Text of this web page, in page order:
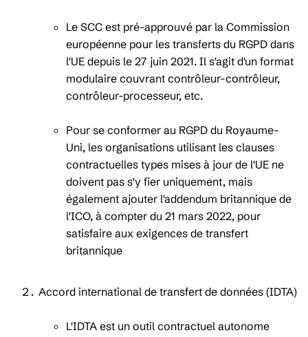
Le SCC est pré-approuvé par la Commission
européenne pour les transferts du RGPD dans
l'UE depuis le 27 juin 2021. Il s'agit d'un format
modulaire couvrant contrôleur-contrôleur,
contrôleur-processeur, etc.
Pour se conformer au RGPD du Royaume-
Uni, les organisations utilisant les clauses
contractuelles types mises à jour de l'UE ne
doivent pas s'y fier uniquement, mais
également ajouter l'addendum britannique de
l'ICO, à compter du 21 mars 2022, pour
satisfaire aux exigences de transfert
britannique
Accord international de transfert de données (IDTA)
L'IDTA est un outil contractuel autonome